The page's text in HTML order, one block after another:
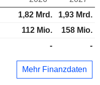
1,82 Mrd.
1,93 Mrd.
112 Mio.
158 Mio.
- -
Mehr Finanzdaten